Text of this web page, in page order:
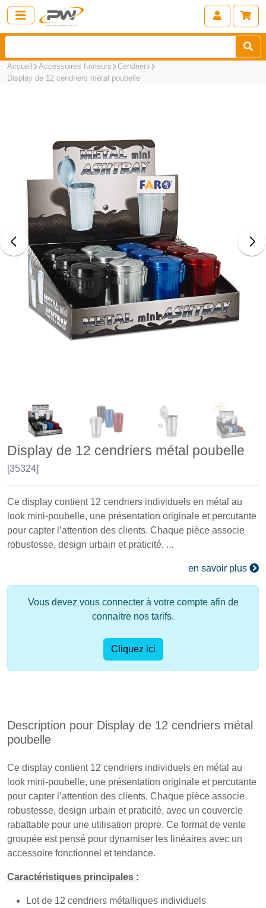
Accueil Accessoires fumeurs
Cendriers
Display de 12 cendriers métal poubelle
Display de 12 cendriers métal poubelle
[35324]
Ce display contient 12 cendriers individuels en métal au
look mini-poubelle, une présentation originale et percutante
pour capter l’attention des clients. Chaque pièce associe
robustesse, design urbain et praticité, ...
en savoir plus
Vous devez vous connecter à votre compte afin de
connaitre nos tarifs.
Cliquez ici
Description pour Display de 12 cendriers métal
poubelle
Ce display contient 12 cendriers individuels en métal au
look mini-poubelle, une présentation originale et percutante
pour capter l’attention des clients. Chaque pièce associe
robustesse, design urbain et praticité, avec un couvercle
rabattable pour une utilisation propre. Ce format de vente
groupée est pensé pour dynamiser les linéaires avec un
accessoire fonctionnel et tendance.
Caractéristiques principales :
Lot de 12 cendriers métalliques individuels